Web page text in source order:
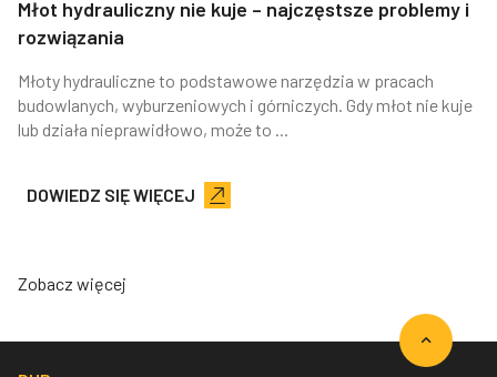
Młot hydrauliczny nie kuje – najczęstsze problemy i
rozwiązania
Młoty hydrauliczne to podstawowe narzędzia w pracach
budowlanych, wyburzeniowych i górniczych. Gdy młot nie kuje
lub działa nieprawidłowo, może to ...
DOWIEDZ SIĘ WIĘCEJ
Zobacz więcej